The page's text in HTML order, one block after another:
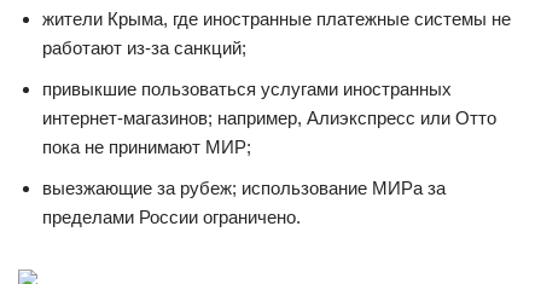
жители Крыма, где иностранные платежные системы не
работают из-за санкций;
привыкшие пользоваться услугами иностранных
интернет-магазинов; например, Алиэкспресс или Отто
пока не принимают МИР;
выезжающие за рубеж; использование МИРа за
пределами России ограничено.